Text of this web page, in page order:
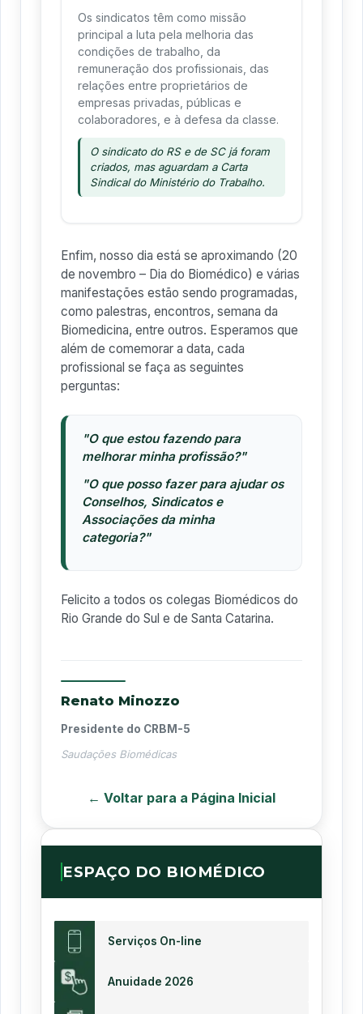
Os sindicatos têm como missão
principal a luta pela melhoria das
condições de trabalho, da
remuneração dos profissionais, das
relações entre proprietários de
empresas privadas, públicas e
colaboradores, e à defesa da classe.
O sindicato do RS e de SC já foram
criados, mas aguardam a Carta
Sindical do Ministério do Trabalho.
Enfim, nosso dia está se aproximando (20
de novembro – Dia do Biomédico) e várias
manifestações estão sendo programadas,
como palestras, encontros, semana da
Biomedicina, entre outros. Esperamos que
além de comemorar a data, cada
profissional se faça as seguintes
perguntas:
"O que estou fazendo para
melhorar minha profissão?"
"O que posso fazer para ajudar os
Conselhos, Sindicatos e
Associações da minha
categoria?"
Felicito a todos os colegas Biomédicos do
Rio Grande do Sul e de Santa Catarina.
Renato Minozzo
Presidente do CRBM-5
Saudações Biomédicas
← Voltar para a Página Inicial
ESPAÇO DO BIOMÉDICO
Serviços On-line
Anuidade 2026